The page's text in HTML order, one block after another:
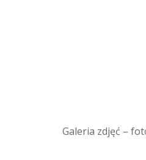
Galeria zdjęć –